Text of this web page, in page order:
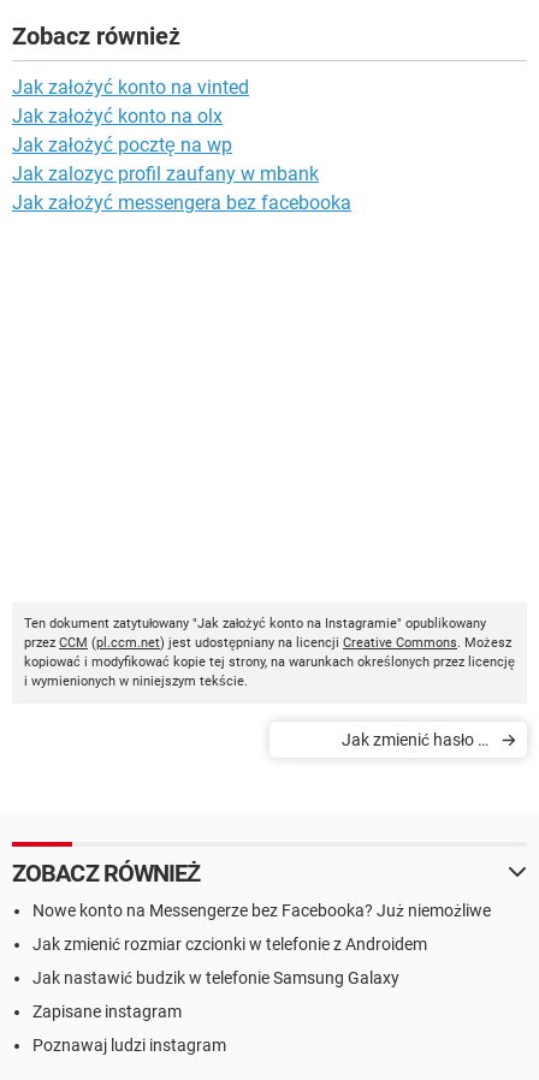
Zobacz również
Jak założyć konto na vinted
Jak założyć konto na olx
Jak założyć pocztę na wp
Jak zalozyc profil zaufany w mbank
Jak założyć messengera bez facebooka
Ten dokument zatytułowany "Jak założyć konto na Instagramie" opublikowany
przez CCM (pl.ccm.net) jest udostępniany na licencji Creative Commons. Możesz
kopiować i modyfikować kopie tej strony, na warunkach określonych przez licencję
i wymienionych w niniejszym tekście.
Jak zmienić hasło w
ZOBACZ RÓWNIEŻ
Nowe konto na Messengerze bez Facebooka? Już niemożliwe
Jak zmienić rozmiar czcionki w telefonie z Androidem
Jak nastawić budzik w telefonie Samsung Galaxy
Zapisane instagram
Poznawaj ludzi instagram